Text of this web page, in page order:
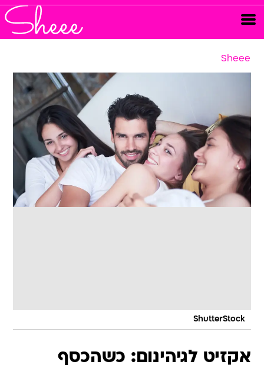
Sheee
ShutterStock
אקזיט לגיהינום: כשהכסף